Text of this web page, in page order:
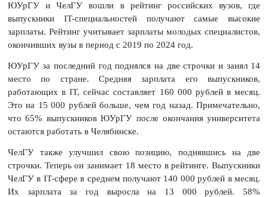
ЮУрГУ и ЧелГУ вошли в рейтинг российских вузов, где
выпускники IT-специальностей получают самые высокие
зарплаты. Рейтинг учитывает зарплаты молодых специалистов,
окончивших вузы в период с 2019 по 2024 год.
ЮУрГУ за последний год поднялся на две строчки и занял 14
место по стране. Средняя зарплата его выпускников,
работающих в IT, сейчас составляет 160 000 рублей в месяц.
Это на 15 000 рублей больше, чем год назад. Примечательно,
что 65% выпускников ЮУрГУ после окончания университета
остаются работать в Челябинске.
ЧелГУ также улучшил свою позицию, поднявшись на две
строчки. Теперь он занимает 18 место в рейтинге. Выпускники
ЧелГУ в IT-сфере в среднем получают 140 000 рублей в месяц.
Их зарплата за год выросла на 13 000 рублей. 58%